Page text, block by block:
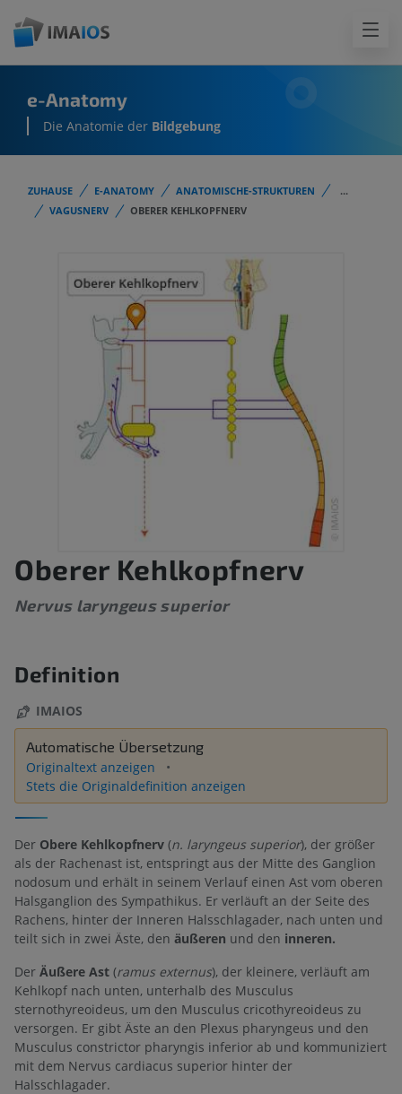
e-Anatomy
Die Anatomie der Bildgebung
ZUHAUSE E-ANATOMY ANATOMISCHE-STRUKTUREN
...
VAGUSNERV
OBERER KEHLKOPFNERV
Oberer Kehlkopfnerv
Nervus laryngeus superior
Definition
IMAIOS
Automatische Übersetzung
Originaltext anzeigen
Stets die Originaldefinition anzeigen
Der Obere Kehlkopfnerv (n. laryngeus superior), der größer
als der Rachenast ist, entspringt aus der Mitte des Ganglion
nodosum und erhält in seinem Verlauf einen Ast vom oberen
Halsganglion des Sympathikus. Er verläuft an der Seite des
Rachens, hinter der Inneren Halsschlagader, nach unten und
teilt sich in zwei Äste, den äußeren und den inneren.
Der Äußere Ast (ramus externus), der kleinere, verläuft am
Kehlkopf nach unten, unterhalb des Musculus
sternothyreoideus, um den Musculus cricothyreoideus zu
versorgen. Er gibt Äste an den Plexus pharyngeus und den
Musculus constrictor pharyngis inferior ab und kommuniziert
mit dem Nervus cardiacus superior hinter der
Halsschlagader.